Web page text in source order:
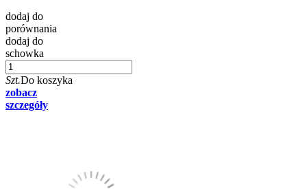
dodaj do
porównania
dodaj do
schowka
Szt.Do koszyka
zobacz
szczegóły